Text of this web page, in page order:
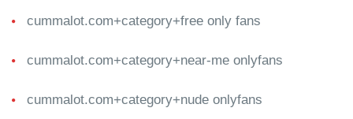
cummalot.com+category+free only fans
cummalot.com+category+near-me onlyfans
cummalot.com+category+nude onlyfans